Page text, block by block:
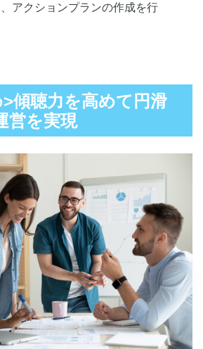
アクションプランの作成を行
傾聴力を高めて円滑
営を実現